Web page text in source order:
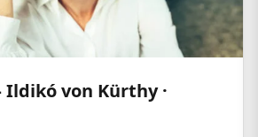
Ildikó von Kürthy ·